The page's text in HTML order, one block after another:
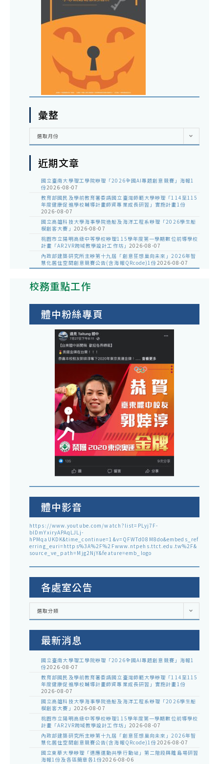
彙整
彙
選取月份
近期文章
國立臺南大學理工學院辦理「2026全國AI專題創意競賽」海報1
份2026-08-07
教育部國民及學前教育署委請國立臺灣師範大學辦理「114至115
年度健康促進學校輔導計畫師資專業成長研習」實施計畫1份
2026-08-07
國立高雄科技大學海事學院造船及海洋工程系辦理「2026學生船
模創客大賽」 2026-08-07
桃園市立陽明高級中等學校辦理115學年度第一學期數位前導學校
計畫「AR2VR跨域教學設計工作坊」 2026-08-07
內政部建築研究所主辦第十九屆「創意狂想巢向未來」2026年智
慧化居住空間創意競賽公告(含海報QRcode)1份2026-08-07
校務重點工作
體中粉絲專頁
體中影音
https://www.youtube.com/watch?list=PLyj7F-
blDmYxiryAPAqLJLj-
hPMqaUKDK&time_continue=1&v=QFWTd08M8do&embeds_ref
erring_euri=https%3A%2F%2Fwww.ntpehs.ttct.edu.tw%2F&
source_ve_path=Mjg2NjY&feature=emb_logo
各處室公告
各
室
選取分類
最新消息
國立臺南大學理工學院辦理「2026全國AI專題創意競賽」海報1
份2026-08-07
教育部國民及學前教育署委請國立臺灣師範大學辦理「114至115
年度健康促進學校輔導計畫師資專業成長研習」實施計畫1份
2026-08-07
國立高雄科技大學海事學院造船及海洋工程系辦理「2026學生船
模創客大賽」 2026-08-07
桃園市立陽明高級中等學校辦理115學年度第一學期數位前導學校
計畫「AR2VR跨域教學設計工作坊」 2026-08-07
內政部建築研究所主辦第十九屆「創意狂想巢向未來」2026年智
慧化居住空間創意競賽公告(含海報QRcode)1份2026-08-07
國立東華大學辦理「適應運動共學行動站」第二階段與離島場研習
海報1份及各區簡章各1份2026-08-06